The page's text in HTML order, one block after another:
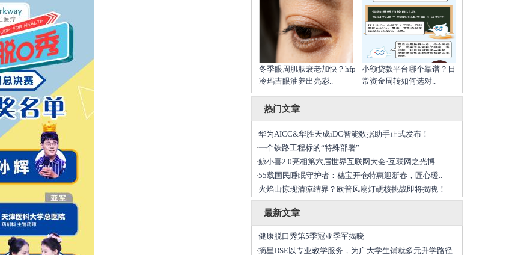
冬季眼周肌肤衰老加快？hfp
冷玛吉眼油养出亮彩..
小额贷款平台哪个靠谱？日
常资金周转如何选对..
热门文章
·华为AICC&华胜天成iDC智能数据助手正式发布！
·一个铁路工程标的“特殊部署”
·鲸小喜2.0亮相第六届世界互联网大会·互联网之光博..
·55载国民睡眠守护者：穗宝开仓特惠迎新春，匠心暖..
·火焰山惊现清凉结界？欧普风扇灯硬核挑战即将揭晓！
最新文章
·健康脱口秀第5季冠亚季军揭晓
·摘星DSE以专业教学服务，为广大学生铺就多元升学路径